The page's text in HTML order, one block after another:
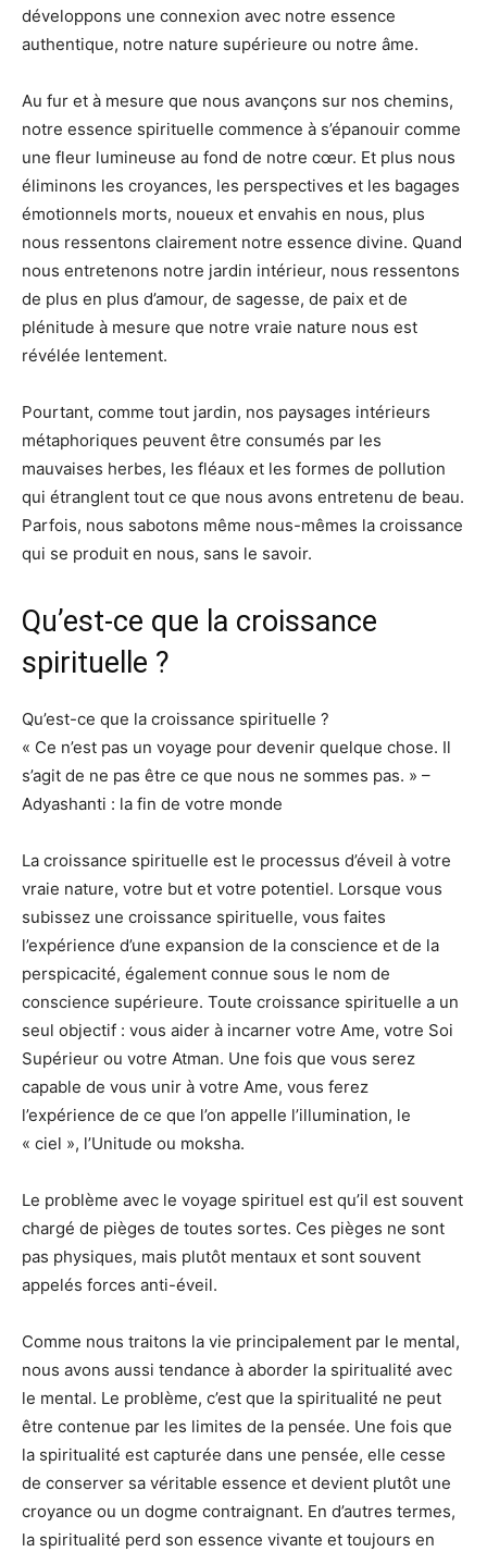
développons une connexion avec notre essence
authentique, notre nature supérieure ou notre âme.
Au fur et à mesure que nous avançons sur nos chemins,
notre essence spirituelle commence à s’épanouir comme
une fleur lumineuse au fond de notre cœur. Et plus nous
éliminons les croyances, les perspectives et les bagages
émotionnels morts, noueux et envahis en nous, plus
nous ressentons clairement notre essence divine. Quand
nous entretenons notre jardin intérieur, nous ressentons
de plus en plus d’amour, de sagesse, de paix et de
plénitude à mesure que notre vraie nature nous est
révélée lentement.
Pourtant, comme tout jardin, nos paysages intérieurs
métaphoriques peuvent être consumés par les
mauvaises herbes, les fléaux et les formes de pollution
qui étranglent tout ce que nous avons entretenu de beau.
Parfois, nous sabotons même nous-mêmes la croissance
qui se produit en nous, sans le savoir.
Qu’est-ce que la croissance
spirituelle ?
Qu’est-ce que la croissance spirituelle ?
« Ce n’est pas un voyage pour devenir quelque chose. Il
s’agit de ne pas être ce que nous ne sommes pas. » –
Adyashanti : la fin de votre monde
La croissance spirituelle est le processus d’éveil à votre
vraie nature, votre but et votre potentiel. Lorsque vous
subissez une croissance spirituelle, vous faites
l’expérience d’une expansion de la conscience et de la
perspicacité, également connue sous le nom de
conscience supérieure. Toute croissance spirituelle a un
seul objectif : vous aider à incarner votre Ame, votre Soi
Supérieur ou votre Atman. Une fois que vous serez
capable de vous unir à votre Ame, vous ferez
l’expérience de ce que l’on appelle l’illumination, le
« ciel », l’Unitude ou moksha.
Le problème avec le voyage spirituel est qu’il est souvent
chargé de pièges de toutes sortes. Ces pièges ne sont
pas physiques, mais plutôt mentaux et sont souvent
appelés forces anti-éveil.
Comme nous traitons la vie principalement par le mental,
nous avons aussi tendance à aborder la spiritualité avec
le mental. Le problème, c’est que la spiritualité ne peut
être contenue par les limites de la pensée. Une fois que
la spiritualité est capturée dans une pensée, elle cesse
de conserver sa véritable essence et devient plutôt une
croyance ou un dogme contraignant. En d’autres termes,
la spiritualité perd son essence vivante et toujours en